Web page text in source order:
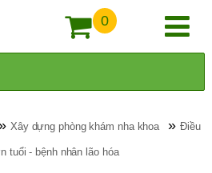
0
Xây dựng phòng khám nha khoa »Điều
tuổi - bệnh nhân lão hóa